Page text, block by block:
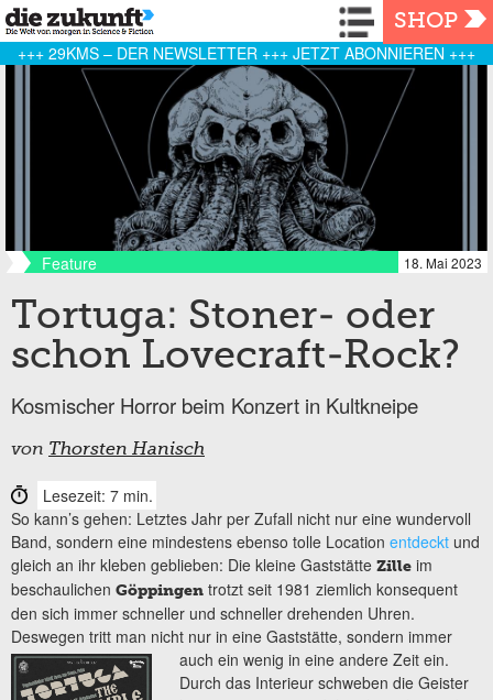
Navigation
SHOP
+++ 29KMS – DER NEWSLETTER +++ JETZT ABONNIEREN +++
Feature 18. Mai 2023
Tortuga: Stoner- oder
schon Lovecraft-Rock?
Kosmischer Horror beim Konzert in Kultkneipe
von Thorsten Hanisch
Lesezeit: 7 min.
So kann’s gehen: Letztes Jahr per Zufall nicht nur eine wundervoll
Band, sondern eine mindestens ebenso tolle Location entdeckt und
gleich an ihr kleben geblieben: Die kleine Gaststätte Zille im
beschaulichen Göppingen trotzt seit 1981 ziemlich konsequent
den sich immer schneller und schneller drehenden Uhren.
Deswegen tritt man nicht nur in eine Gaststätte, sondern immer
auch ein wenig in eine andere Zeit ein.
Durch das Interieur schweben die Geister